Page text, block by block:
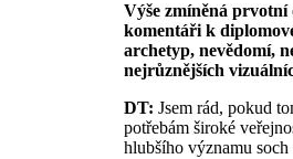
Výše zmíněná
komentáři k
archetyp, nevědomí,
nejrůznějších
DT: Jsem rád, pokud
potřebám široké
hlubšího významu